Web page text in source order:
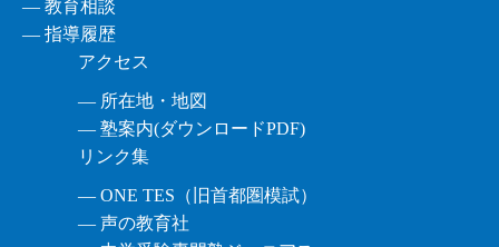
― 教育相談
― 指導履歴
アクセス
― 所在地・地図
― 塾案内(ダウンロードPDF)
リンク集
― ONE TES（旧首都圏模試）
― 声の教育社